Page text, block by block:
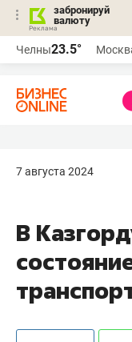
забронируй
валюту
Челны23.5°
7 августа 2024
В